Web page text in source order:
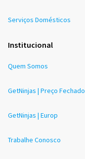
Serviços Domésticos
Institucional
Quem Somos
GetNinjas | Preço Fechado
GetNinjas | Europ
Trabalhe Conosco